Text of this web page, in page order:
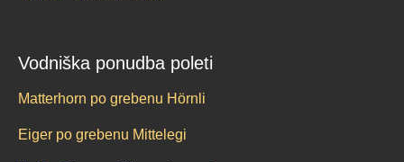
Vodniška ponudba poleti
Matterhorn po grebenu Hörnli
Eiger po grebenu Mittelegi